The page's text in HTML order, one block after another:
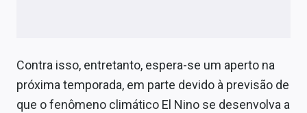
Contra isso, entretanto, espera-se um aperto na
próxima temporada, em parte devido à previsão de
que o fenômeno climático El Nino se desenvolva a